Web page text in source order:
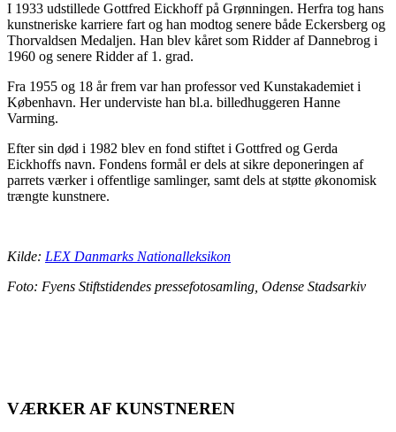
I 1933 udstillede Gottfred Eickhoff på Grønningen. Herfra tog hans
kunstneriske karriere fart og han modtog senere både Eckersberg og
Thorvaldsen Medaljen. Han blev kåret som Ridder af Dannebrog i
1960 og senere Ridder af 1. grad.
Fra 1955 og 18 år frem var han professor ved Kunstakademiet i
København. Her underviste han bl.a. billedhuggeren Hanne
Varming.
Efter sin død i 1982 blev en fond stiftet i Gottfred og Gerda
Eickhoffs navn. Fondens formål er dels at sikre deponeringen af
parrets værker i offentlige samlinger, samt dels at støtte økonomisk
trængte kunstnere.
Kilde: LEX Danmarks Nationalleksikon
Foto: Fyens Stiftstidendes pressefotosamling, Odense Stadsarkiv
VÆRKER AF KUNSTNEREN